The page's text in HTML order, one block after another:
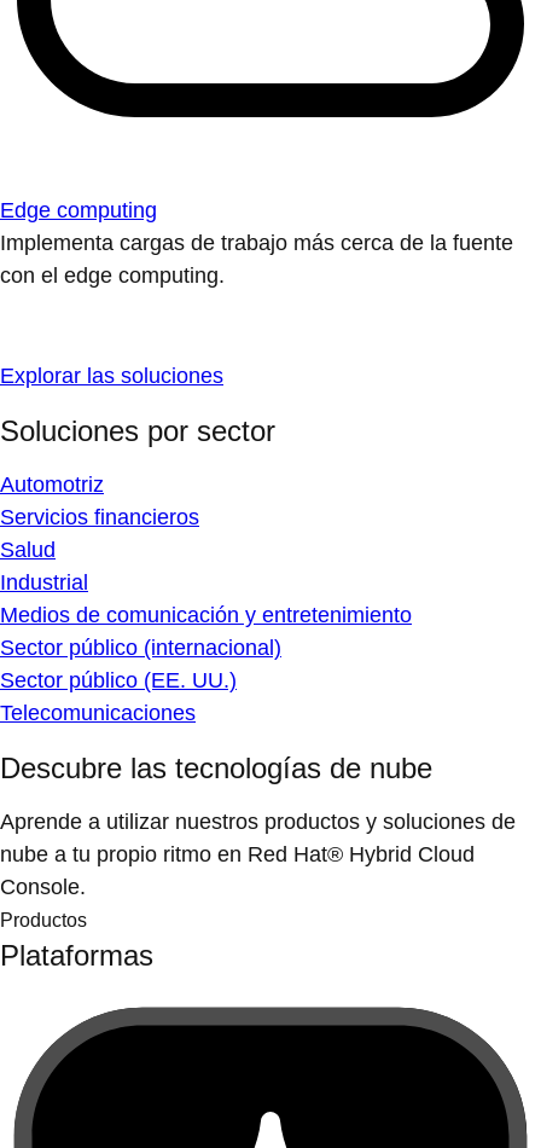
Edge computing
Implementa cargas de trabajo más cerca de la fuente
con el edge computing.
Explorar las soluciones
Soluciones por sector
Automotriz
Servicios financieros
Salud
Industrial
Medios de comunicación y entretenimiento
Sector público (internacional)
Sector público (EE. UU.)
Telecomunicaciones
Descubre las tecnologías de nube
Aprende a utilizar nuestros productos y soluciones de
nube a tu propio ritmo en Red Hat® Hybrid Cloud
Console.
Productos
Plataformas